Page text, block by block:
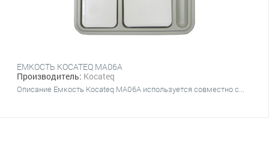
ЕМКОСТЬ KOCATEQ MA06A
Производитель: Kocateq
Описание Емкость Kocateq MA06A используется совместно с...